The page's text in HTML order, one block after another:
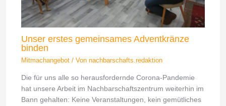
Unser erstes gemeinsames Adventkränze
binden
Mitmachangebot/ Von nachbarschafts.redaktion
Die für uns alle so herausfordernde Corona-Pandemie
hat unsere Arbeit im Nachbarschaftszentrum weiterhin im
Bann gehalten: Keine Veranstaltungen, kein gemütliches